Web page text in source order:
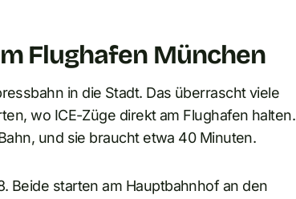
Flughafen München
in die Stadt. Das überrascht viele
wo ICE-Züge direkt am Flughafen halten.
und sie braucht etwa 40 Minuten.
Beide starten am Hauptbahnhof an den